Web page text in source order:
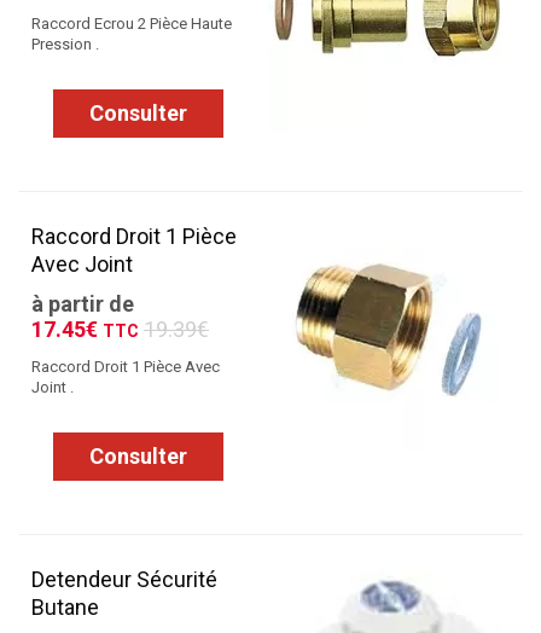
Raccord Ecrou 2 Pièce Haute
Pression .
Consulter
Raccord Droit 1 Pièce
Avec Joint
à partir de
17.45€ TTC 19.39€
Raccord Droit 1 Pièce Avec
Joint .
Consulter
Detendeur Sécurité
Butane